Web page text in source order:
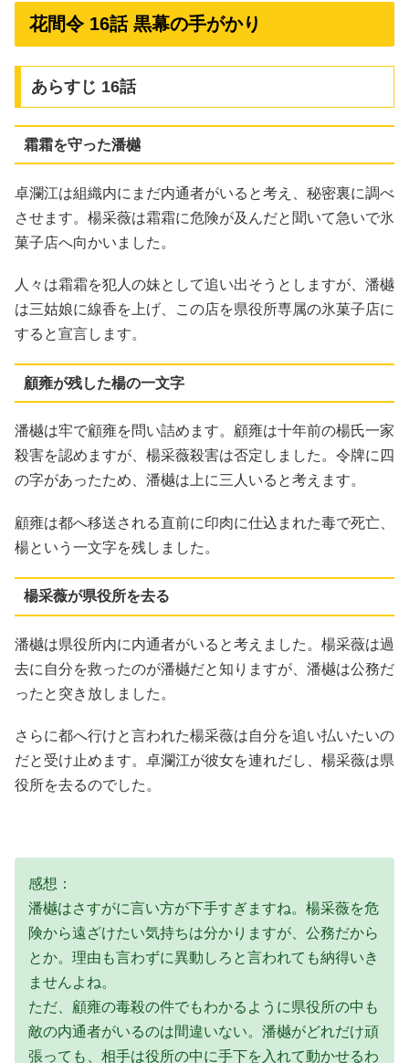
花間令 16話 黒幕の手がかり
あらすじ 16話
霜霜を守った潘樾
卓瀾江は組織内にまだ内通者がいると考え、秘密裏に調べ
させます。楊采薇は霜霜に危険が及んだと聞いて急いで氷
菓子店へ向かいました。
人々は霜霜を犯人の妹として追い出そうとしますが、潘樾
は三姑娘に線香を上げ、この店を県役所専属の氷菓子店に
すると宣言します。
顧雍が残した楊の一文字
潘樾は牢で顧雍を問い詰めます。顧雍は十年前の楊氏一家
殺害を認めますが、楊采薇殺害は否定しました。令牌に四
の字があったため、潘樾は上に三人いると考えます。
顧雍は都へ移送される直前に印肉に仕込まれた毒で死亡、
楊という一文字を残しました。
楊采薇が県役所を去る
潘樾は県役所内に内通者がいると考えました。楊采薇は過
去に自分を救ったのが潘樾だと知りますが、潘樾は公務だ
ったと突き放しました。
さらに都へ行けと言われた楊采薇は自分を追い払いたいの
だと受け止めます。卓瀾江が彼女を連れだし、楊采薇は県
役所を去るのでした。
感想：
潘樾はさすがに言い方が下手すぎますね。楊采薇を危
険から遠ざけたい気持ちは分かりますが、公務だから
とか。理由も言わずに異動しろと言われても納得いき
ませんよね。
ただ、顧雍の毒殺の件でもわかるように県役所の中も
敵の内通者がいるのは間違いない。潘樾がどれだけ頑
張っても、相手は役所の中に手下を入れて動かせるわ